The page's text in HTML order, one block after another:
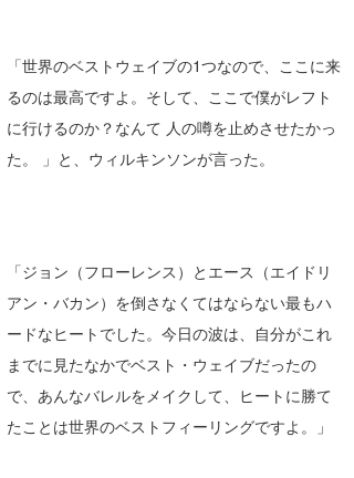
「世界のベストウェイブの1つなので、ここに来
るのは最高ですよ。そして、ここで僕がレフト
に行けるのか？なんて 人の噂を止めさせたかっ
た。 」と、ウィルキンソンが言った。
「ジョン（フローレンス）とエース（エイドリ
アン・バカン）を倒さなくてはならない最もハ
ードなヒートでした。今日の波は、自分がこれ
までに見たなかでベスト・ウェイブだったの
で、あんなバレルをメイクして、ヒートに勝て
たことは世界のベストフィーリングですよ。」
wanda
予報士 hiro.
banpaku
Romisea